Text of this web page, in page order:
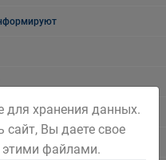
для хранения данных.
сайт, Вы даете свое
этими файлами.